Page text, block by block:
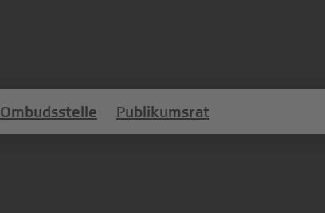
Ombudsstelle Publikumsrat